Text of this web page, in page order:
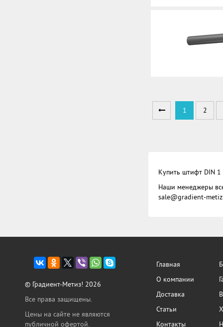
1 2
Купить штифт DIN
Наши менеджеры
sale@gradient-
© Градиент-Метиз! 2026
Все права защищены.
Цены на сайте не являются
публичной офертой.
Главная
О компании
Доставка
Статьи
Контакты